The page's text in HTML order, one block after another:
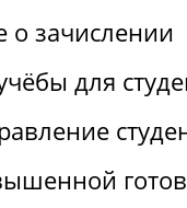
зачислении
для